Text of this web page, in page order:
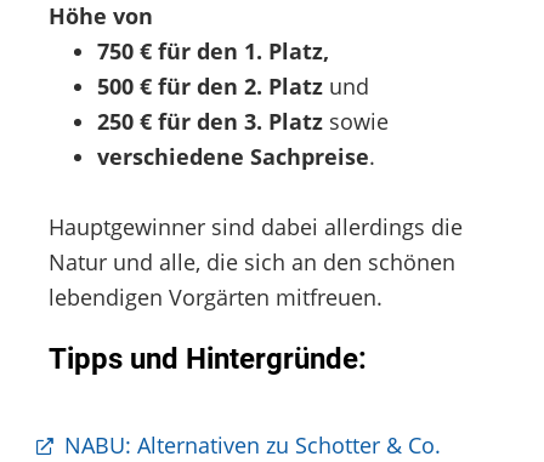
Höhe von
750 € für den 1. Platz,
500 € für den 2. Platz und
250 € für den 3. Platz sowie
verschiedene Sachpreise.
Hauptgewinner sind dabei allerdings die
Natur und alle, die sich an den schönen
lebendigen Vorgärten mitfreuen.
Tipps und Hintergründe:
NABU: Alternativen zu Schotter & Co.